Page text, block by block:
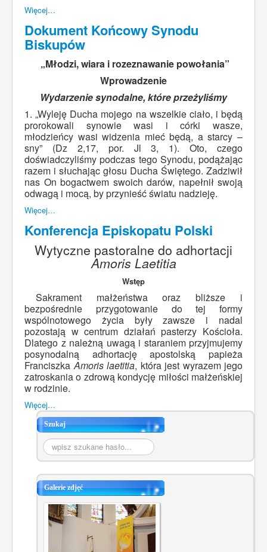
Więcej…
Dokument Końcowy Synodu
Biskupów
„Młodzi, wiara i rozeznawanie powołania”
Wprowadzenie
Wydarzenie synodalne, które przeżyliśmy
1. „Wyleję Ducha mojego na wszelkie ciało, i będą
prorokowali synowie wasi i córki wasze,
młodzieńcy wasi widzenia mieć będą, a starcy –
sny” (Dz 2,17, por. Jl 3, 1). Oto, czego
doświadczyliśmy podczas tego Synodu, podążając
razem i słuchając głosu Ducha Świętego. Zadziwił
nas On bogactwem swoich darów, napełnił swoją
odwagą i mocą, by przynieść światu nadzieję.
Więcej…
Konferencja Episkopatu Polski
Wytyczne pastoralne do adhortacji
Amoris Laetitia
Wstęp
Sakrament małżeństwa oraz bliższe i
bezpośrednie przygotowanie do tej formy
wspólnotowego życia były zawsze i nadal
pozostają w centrum działań pasterzy Kościoła.
Dlatego z należną uwagą i staraniem przyjmujemy
posynodalną adhortację apostolską papieża
FranciszkaAmoris laetitia, która jest wyrazem jego
zatroskania o zdrową kondycję miłości małżeńskiej
w rodzinie.
Więcej…
Szukaj
Szukaj...
Galerie zdjęć